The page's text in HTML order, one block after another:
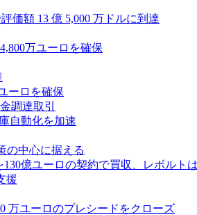
価額 13 億 5,000 万ドルに到達
万ユーロを確保
ーロを確保
調達取引
自動化を加速
の中心に据える
億ユーロの契約で買収、レボルト
援
万ユーロのプレシードをクローズ